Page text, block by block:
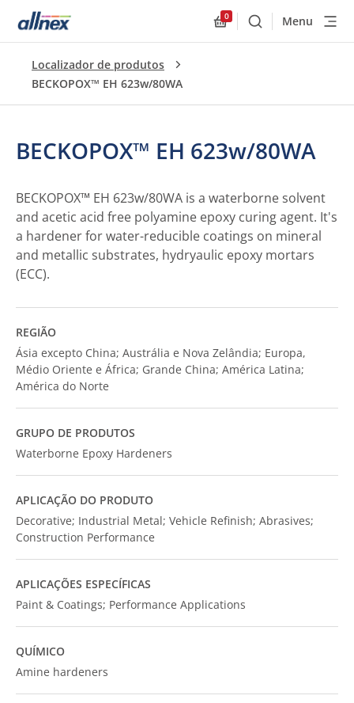
0
BuscarMenu
Localizador de produtos
BECKOPOX™ EH 623w/80WA
BECKOPOX™ EH 623w/80WA
BECKOPOX™ EH 623w/80WA is a waterborne solvent
and acetic acid free polyamine epoxy curing agent. It's
a hardener for water-reducible coatings on mineral
and metallic substrates, hydryaulic epoxy mortars
(ECC).
REGIÃO
Ásia excepto China; Austrália e Nova Zelândia; Europa,
Médio Oriente e África; Grande China; América Latina;
América do Norte
GRUPO DE PRODUTOS
Waterborne Epoxy Hardeners
APLICAÇÃO DO PRODUTO
Decorative; Industrial Metal; Vehicle Refinish; Abrasives;
Construction Performance
APLICAÇÕES ESPECÍFICAS
Paint & Coatings; Performance Applications
QUÍMICO
Amine hardeners